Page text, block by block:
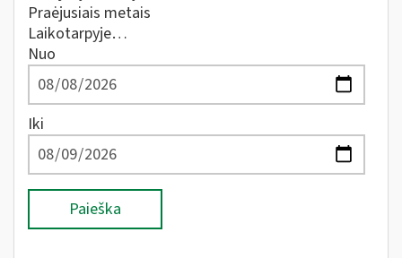
Praėjusiais metais
Laikotarpyje…
Nuo
Iki
Paieška